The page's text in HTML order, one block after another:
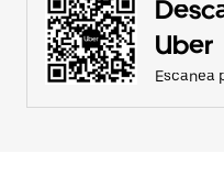
Uber
Escanea